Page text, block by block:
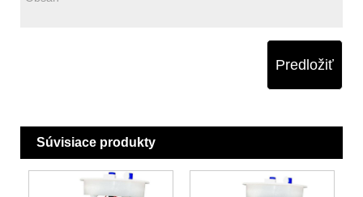
Predložiť
Súvisiace produkty